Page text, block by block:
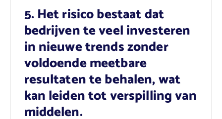
5. Het risico bestaat dat
bedrijven te veel investeren
in nieuwe trends zonder
voldoende meetbare
resultaten te behalen, wat
kan leiden tot verspilling van
middelen.